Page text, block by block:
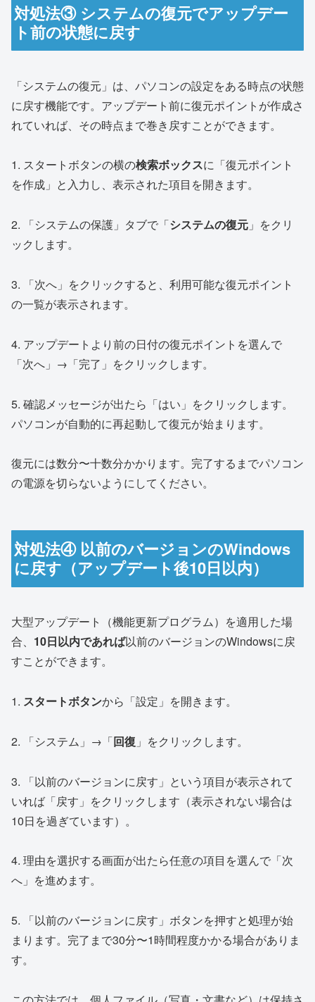
対処法③ システムの復元でアップデー
ト前の状態に戻す
「システムの復元」は、パソコンの設定をある時点の状態
に戻す機能です。アップデート前に復元ポイントが作成さ
れていれば、その時点まで巻き戻すことができます。
1. スタートボタンの横の検索ボックスに「復元ポイント
を作成」と入力し、表示された項目を開きます。
2. 「システムの保護」タブで「システムの復元 」をクリ
ックします。
3. 「次へ」をクリックすると、利用可能な復元ポイント
の一覧が表示されます。
4. アップデートより前の日付の復元ポイントを選んで
「次へ」→「完了」をクリックします。
5. 確認メッセージが出たら「はい」をクリックします。
パソコンが自動的に再起動して復元が始まります。
復元には数分〜十数分かかります。完了するまでパソコン
の電源を切らないようにしてください。
対処法④ 以前のバージョンのWindows
に戻す（アップデート後10日以内）
大型アップデート（機能更新プログラム）を適用した場
合、 10日以内であれば以前のバージョンのWindowsに戻
すことができます。
1. スタートボタンから「設定」を開きます。
2. 「システム」→「回復 」をクリックします。
3. 「以前のバージョンに戻す」という項目が表示されて
いれば「戻す」をクリックします（表示されない場合は
10日を過ぎています）。
4. 理由を選択する画面が出たら任意の項目を選んで「次
へ」を進めます。
5. 「以前のバージョンに戻す」ボタンを押すと処理が始
まります。完了まで30分〜1時間程度かかる場合がありま
す。